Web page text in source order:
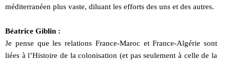
méditerranéen plus vaste, diluant les efforts des uns et des autres.
Béatrice Giblin :
Je pense que les relations France-Maroc et France-Algérie sont
liées à l’Histoire de la colonisation (et pas seulement à celle de la